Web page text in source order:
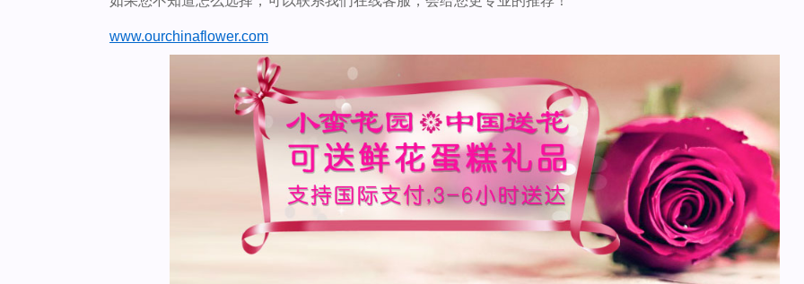
www.ourchinaflower.com